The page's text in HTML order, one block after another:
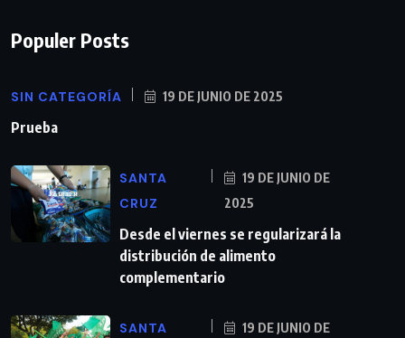
Populer Posts
SIN CATEGORÍA 19 DE JUNIO DE 2025
Prueba
SANTA
CRUZ
19 DE JUNIO DE
2025
Desde el viernes se regularizará la
distribución de alimento
complementario
SANTA
19 DE JUNIO DE